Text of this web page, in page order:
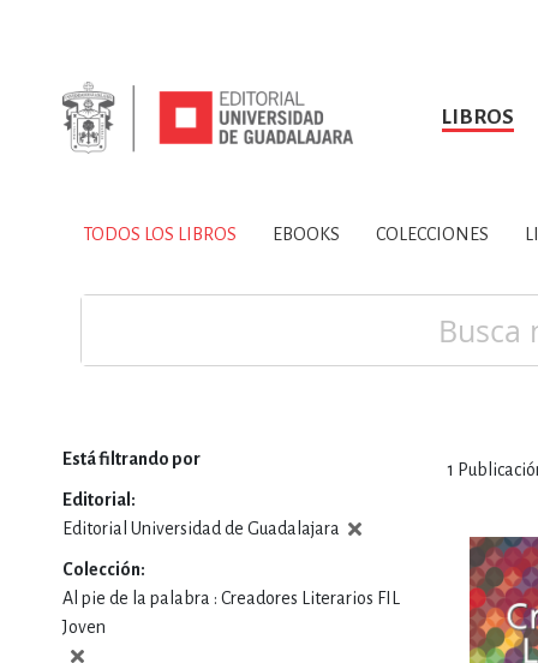
LIBROS
TODOS LOS LIBROS
SOBRE NOSOTROS HISTORIA
CIENCIAS DE LA
DEPORTES Y
TODOS LOS LIBROS EBOOKS COLECCIONES
1
Está filtrando por
Editorial
Editorial Universidad de Guadalajara
Colección
Al pie de la palabra : Creadores Literarios FIL
Joven